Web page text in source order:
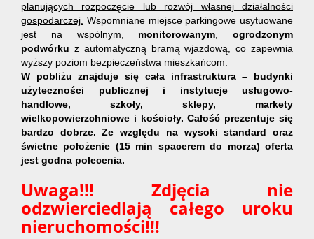
planujących rozpoczęcie lub rozwój własnej działalności
gospodarczej. Wspomniane miejsce parkingowe usytuowane
jest na wspólnym, monitorowanym, ogrodzonym
podwórku z automatyczną bramą wjazdową, co zapewnia
wyższy poziom bezpieczeństwa mieszkańcom.
W pobliżu znajduje się cała infrastruktura – budynki
użyteczności publicznej i instytucje usługowo-
handlowe, szkoły, sklepy, markety
wielkopowierzchniowe i kościoły.Całość prezentuje się
bardzo dobrze. Ze względu na wysoki standard oraz
świetne położenie (15 min spacerem do morza) oferta
jest godna polecenia.
Uwaga!!! Zdjęcia nie
odzwierciedlają całego uroku
nieruchomości!!!